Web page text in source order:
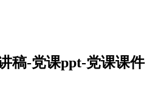
稿-党课ppt-党课课件